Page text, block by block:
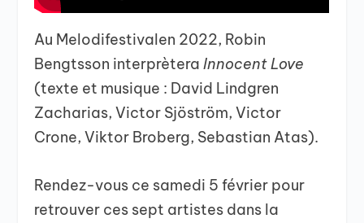
Au Melodifestivalen 2022, Robin
Bengtsson interprèteraInnocent Love
(texte et musique : David Lindgren
Zacharias, Victor Sjöström, Victor
Crone, Viktor Broberg, Sebastian Atas).
Rendez-vous ce samedi 5 février pour
retrouver ces sept artistes dans la